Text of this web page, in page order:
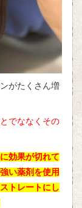
がたくさん増
でななくその
効果が切れて
い薬剤を使用
トレートにし